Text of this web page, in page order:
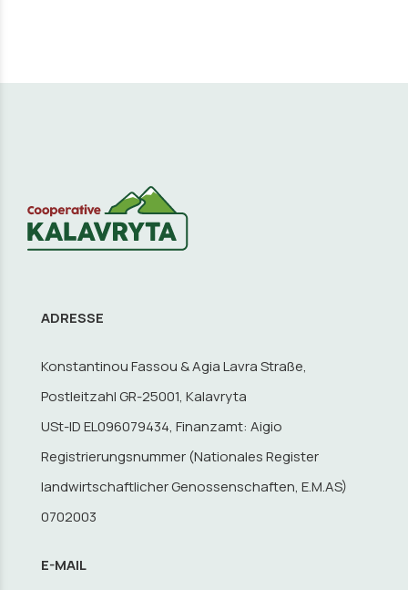
ADRESSE
Konstantinou Fassou & Agia Lavra Straße,
Postleitzahl GR-25001, Kalavryta
USt-ID EL096079434, Finanzamt: Aigio
Registrierungsnummer (Nationales Register
landwirtschaftlicher Genossenschaften, E.M.AS)
0702003
E-MAIL